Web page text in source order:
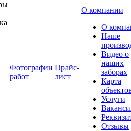
Фотографии
работ
Прайс-
лист
О компании
О
Наше
Видео о
наших
заборах
Карта
Услуги
Отзывы